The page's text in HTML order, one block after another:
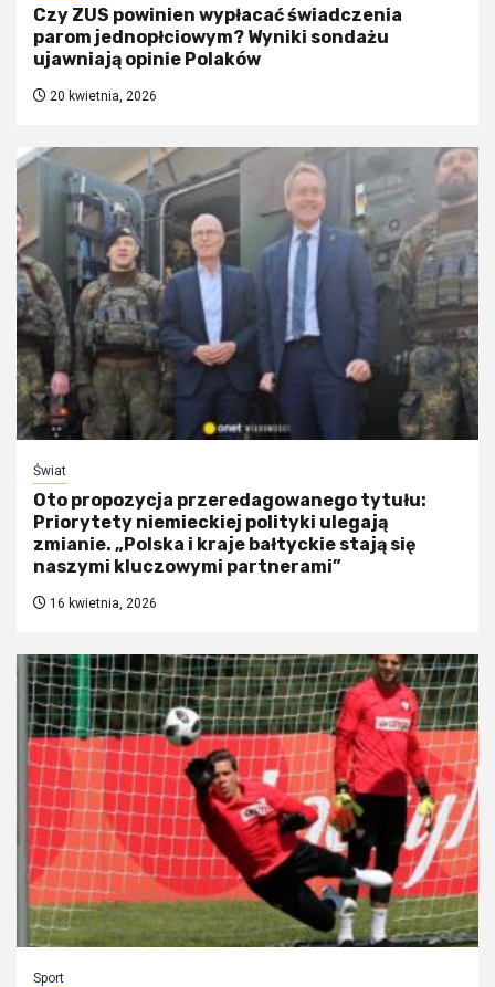
Czy ZUS powinien wypłacać świadczenia
parom jednopłciowym? Wyniki sondażu
ujawniają opinie Polaków
20 kwietnia, 2026
Świat
Oto propozycja przeredagowanego tytułu:
Priorytety niemieckiej polityki ulegają
zmianie. „Polska i kraje bałtyckie stają się
naszymi kluczowymi partnerami”
16 kwietnia, 2026
Sport